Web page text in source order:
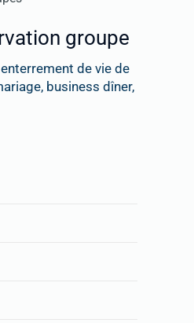
groupe
de vie de
business dîner,